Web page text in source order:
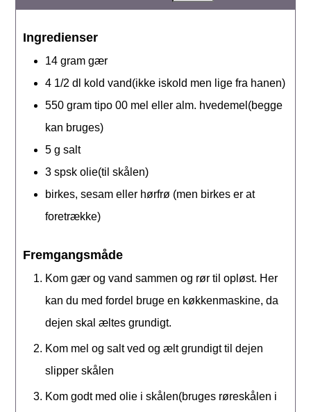
Ingredienser
14gramgær
4 1/2 dl
kold vand(ikke iskold men lige fra hanen)
550 gram tipo 00 mel eller alm. hvedemel(begge
kan bruges)
5 g salt
3 spsk olie(til skålen)
birkes, sesam eller hørfrø (men birkes er at
foretrække)
Fremgangsmåde
Kom gær og vand sammen og rør til opløst. Her
kan du med fordel bruge en køkkenmaskine, da
dejen skal æltes grundigt.
Kom mel og salt ved og ælt grundigt til dejen
slipper skålen
Kom godt med olie i skålen(bruges røreskålen i